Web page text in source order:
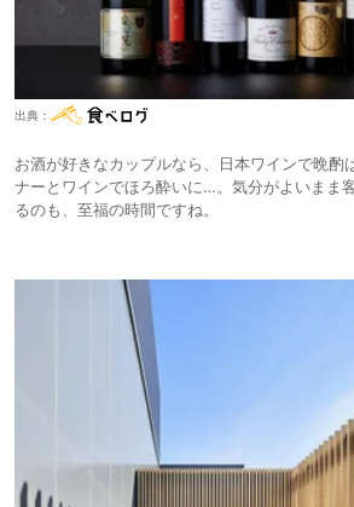
出典：
お酒が好きなカップルなら、日本ワインで晩酌
ナーとワインでほろ酔いに…。気分がよいまま
るのも、至福の時間ですね。